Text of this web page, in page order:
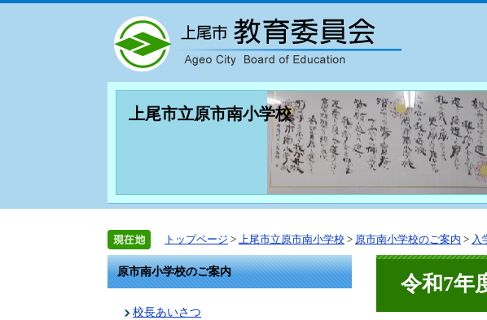
上尾市立原市南小学校
トップページ > 上尾市立原市南小学校 > 原市南小学校のご案内 > 入
原市南小学校のご案内
校長あいさつ
令和7年